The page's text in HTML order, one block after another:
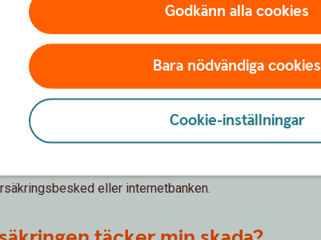
jag?
eller internetbanken.
Frågor?
Godkänn alla cookies
Bara nödvändiga cookies
Cookie-inställningar